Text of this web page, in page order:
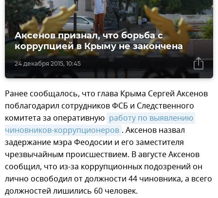
24 декабря 2015, 10:45
Аксенов признал, что борьба с
коррупцией в Крыму не закончена
Ранее сообщалось, что глава Крыма Сергей Аксенов
поблагодарил сотрудников ФСБ и Следственного
комитета за оперативную работу по выявлению
чиновников-коррупционеров . Аксенов назвал
задержание мэра Феодосии и его заместителя
чрезвычайным происшествием. В августе Аксенов
сообщил, что из-за коррупционных подозрений он
лично освободил от должности 44 чиновника, а всего
должностей лишились 60 человек.